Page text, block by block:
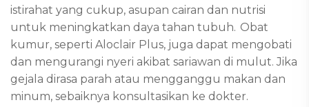
istirahat yang cukup, asupan cairan dan nutrisi
untuk meningkatkan daya tahan tubuh. Obat
kumur, seperti Aloclair Plus, juga dapat mengobati
dan mengurangi nyeri akibat sariawan di mulut. Jika
gejala dirasa parah atau mengganggu makan dan
minum, sebaiknya konsultasikan ke dokter.